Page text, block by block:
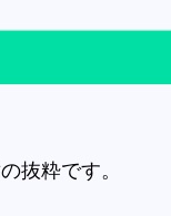
抜粋です。